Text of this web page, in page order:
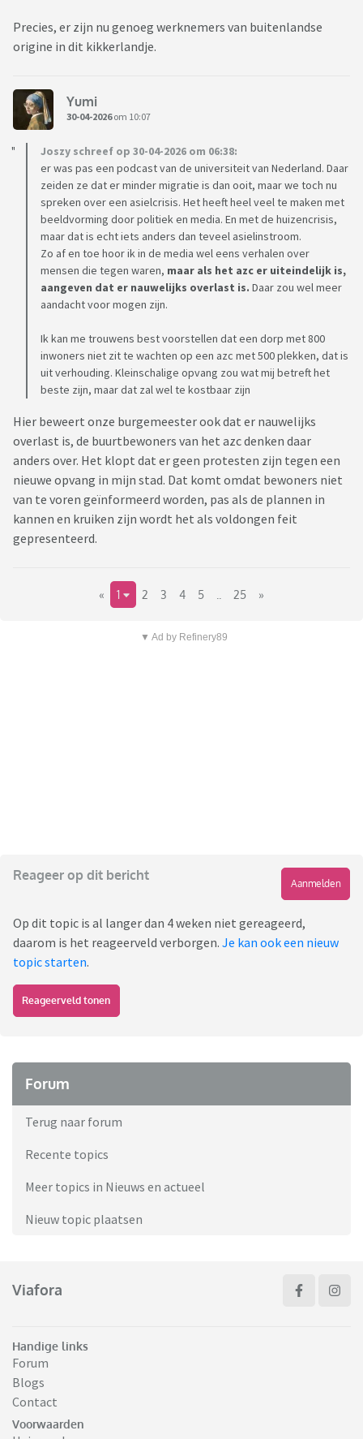
Precies, er zijn nu genoeg werknemers van buitenlandse
origine in dit kikkerlandje.
Yumi
30-04-2026om 10:07
Joszy schreef op 30-04-2026 om 06:38:
er was pas een podcast van de universiteit van Nederland. Daar
zeiden ze dat er minder migratie is dan ooit, maar we toch nu
spreken over een asielcrisis. Het heeft heel veel te maken met
beeldvorming door politiek en media. En met de huizencrisis,
maar dat is echt iets anders dan teveel asielinstroom.
Zo af en toe hoor ik in de media wel eens verhalen over
mensen die tegen waren, maar als het azc er uiteindelijk is,
aangeven dat er nauwelijks overlast is. Daar zou wel meer
aandacht voor mogen zijn.
Ik kan me trouwens best voorstellen dat een dorp met 800
inwoners niet zit te wachten op een azc met 500 plekken, dat is
uit verhouding. Kleinschalige opvang zou wat mij betreft het
beste zijn, maar dat zal wel te kostbaar zijn
Hier beweert onze burgemeester ook dat er nauwelijks
overlast is, de buurtbewoners van het azc denken daar
anders over. Het klopt dat er geen protesten zijn tegen een
nieuwe opvang in mijn stad. Dat komt omdat bewoners niet
van te voren geïnformeerd worden, pas als de plannen in
kannen en kruiken zijn wordt het als voldongen feit
gepresenteerd.
« 1 2 3 4 5 25 »
▼ Ad by Refinery89
Reageer op dit bericht
Aanmelden
Op dit topic is al langer dan 4 weken niet gereageerd,
daarom is het reageerveld verborgen. Je kan ook een nieuw
topic starten.
Reageerveld tonen
Forum
Terug naar forum
Recente topics
Meer topics in Nieuws en actueel
Nieuw topic plaatsen
Viafora
Handige links
Forum
Blogs
Contact
Voorwaarden